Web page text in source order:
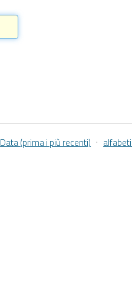
Data (prima i più recenti) ·